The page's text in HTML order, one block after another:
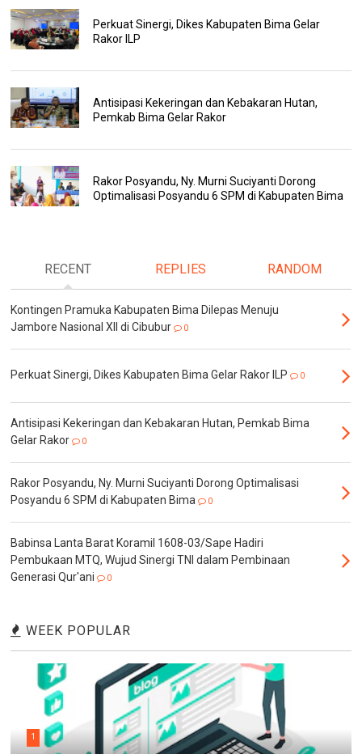
Perkuat Sinergi, Dikes Kabupaten Bima Gelar
Rakor ILP
Antisipasi Kekeringan dan Kebakaran Hutan,
Pemkab Bima Gelar Rakor
Rakor Posyandu, Ny. Murni Suciyanti Dorong
Optimalisasi Posyandu 6 SPM di Kabupaten Bima
RECENT REPLIES RANDOM
Kontingen Pramuka Kabupaten Bima Dilepas Menuju
Jambore Nasional XII di Cibubur
0
Perkuat Sinergi, Dikes Kabupaten Bima Gelar Rakor ILP 0
Antisipasi Kekeringan dan Kebakaran Hutan, Pemkab Bima
Gelar Rakor
0
Rakor Posyandu, Ny. Murni Suciyanti Dorong Optimalisasi
Posyandu 6 SPM di Kabupaten Bima
0
Babinsa Lanta Barat Koramil 1608-03/Sape Hadiri
Pembukaan MTQ, Wujud Sinergi TNI dalam Pembinaan
Generasi Qur'ani
0
WEEK POPULAR
1